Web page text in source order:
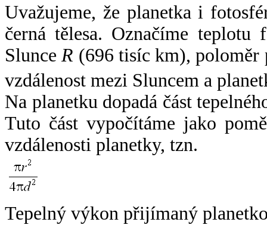
Uvažujeme, že planetka i
černá tělesa. Označíme
SlunceR (696 tisíc km),
vzdálenost mezi Sluncem a
Na planetku dopadá část
Tuto část vypočítáme jako
vzdálenosti planetky, tzn.
Tepelný výkon přijímaný